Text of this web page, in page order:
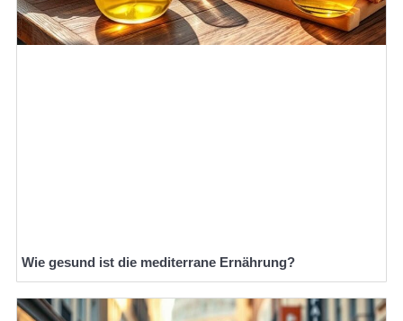
Wie gesund ist die mediterrane Ernährung?